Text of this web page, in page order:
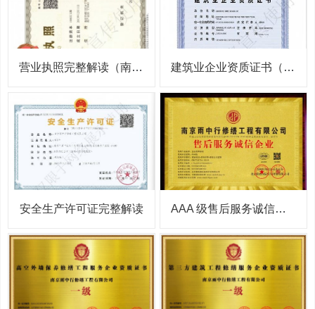
营业执照完整解读（南京雨中行修缮工程有限公司） 建筑业企业资质证书（防水防腐保温工程专业承包）完整解读
安全生产许可证完整解读 AAA 级售后服务诚信企业证书完整解读